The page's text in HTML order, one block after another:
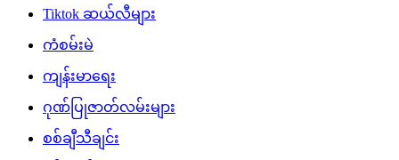
Tiktok ဆယ်လီများ
ကံစမ်းမဲ
ကျန်းမာရေး
ဂုဏ်ပြုဇာတ်လမ်းများ
စစ်ချီသီချင်း